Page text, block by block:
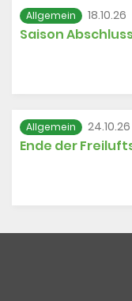
Allgemein 18.10.26
Saison
Allgemein 24.10.26
Ende der